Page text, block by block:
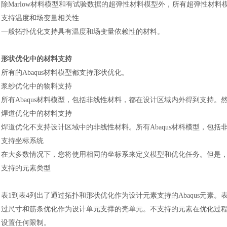
除Marlow材料模型和有试验数据的超弹性材料模型外，所有超弹性材料
支持温度和场变量相关性
一般拓扑优化支持具有温度和场变量依赖性的材料。
形状优化中的材料支持
所有的Abaqus材料模型都支持形状优化。
浆纱优化中的物料支持
所有Abaqus材料模型，包括非线性材料，都在设计区域内外得到支持。
焊道优化中的材料支持
焊道优化不支持设计区域中的非线性材料。所有Abaqus材料模型，包括
支持坐标系统
在大多数情况下，您将使用相同的坐标系来定义模型和优化任务。但是
支持的元素类型
表1到表4列出了通过拓扑和形状优化作为设计元素支持的Abaqus元素
过尺寸和筋条优化作为设计单元支撑的壳单元。不支持的元素在优化
设置任何限制。